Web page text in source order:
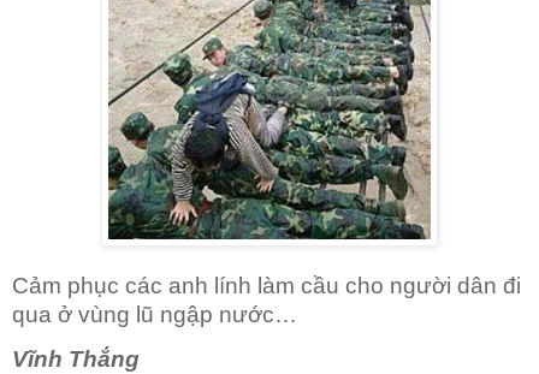
Cảm phục các anh lính làm cầu cho người dân đi
qua ở vùng lũ ngập nước…
Vĩnh Thắng